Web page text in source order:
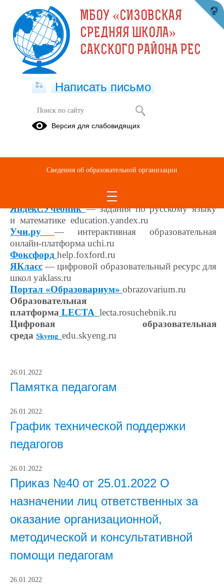
Дистанционное обучение
МБОУ Сизовская средняя школа-Электронный журнал
едиатека «Просвещения»
Яндекс.Учебник — задания по русскому языку
и математике education.yandex.ru
Учи.ру
— интерактивная образовательная
онлайн-платформа uchi.ru
Фоксфорд help.foxford.ru
ЯКласс — цифровой образовательный ресурс для
школ yaklass.ru
Портал «Образовариум» obrazovarium.ru
Образовательная
платформа LECTA lecta.rosuchebnik.ru
Цифровая образовательная
среда Skyeng edu.skyeng.ru
26.01.2022
Памятка педагогам
26.01.2022
График технической поддержки
педагогов
26.01.2022
Приказ №40 от 25.01.2022 О
назначении лиц ответственных за
оказание организационной,
методической и консультативной
помощи педагогам
26.01.2022
МБОУ «СИЗОВСКАЯ
СРЕДНЯЯ ШКОЛА»
САКСКОГО РАЙОНА РЕС
Написать письмо
Версия для слабовидящих
Сведения об образовательной организации